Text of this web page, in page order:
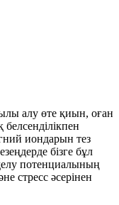
алу өте қиын, оған
иондарын тез
бізге бұл
потенциалының
стресс әсерінен